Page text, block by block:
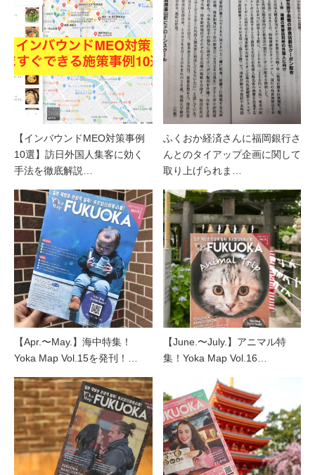
【インバウンドMEO対策事例
10選】訪日外国人集客に効く
手法を徹底解説…
ふくおか経済さんに福岡銀行さ
んとのタイアップ企画に関して
取り上げられま…
【Apr.〜May.】海中特集！
Yoka Map Vol.15を発刊！…
【June.〜July.】アニマル特
集！Yoka Map Vol.16…